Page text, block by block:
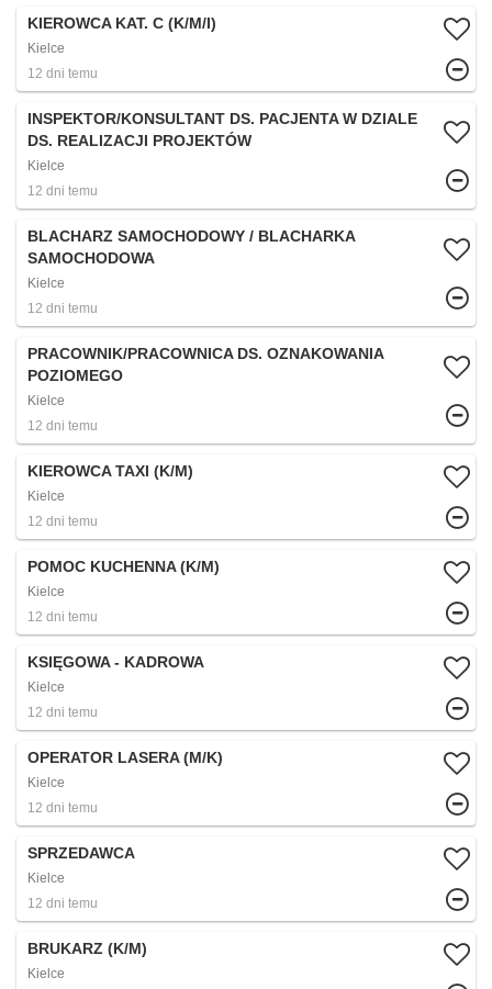
KIEROWCA KAT. C (K/M/I)
Kielce
12 dni temu
INSPEKTOR/KONSULTANT DS. PACJENTA W DZIALE
DS. REALIZACJI PROJEKTÓW
Kielce
12 dni temu
BLACHARZ SAMOCHODOWY / BLACHARKA
SAMOCHODOWA
Kielce
12 dni temu
PRACOWNIK/PRACOWNICA DS. OZNAKOWANIA
POZIOMEGO
Kielce
12 dni temu
KIEROWCA TAXI (K/M)
Kielce
12 dni temu
POMOC KUCHENNA (K/M)
Kielce
12 dni temu
KSIĘGOWA - KADROWA
Kielce
12 dni temu
OPERATOR LASERA (M/K)
Kielce
12 dni temu
SPRZEDAWCA
Kielce
12 dni temu
BRUKARZ (K/M)
Kielce